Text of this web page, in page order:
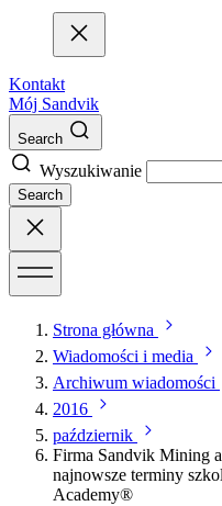
Kontakt
Mój Sandvik
Search
Wyszukiwanie
Search
Strona główna
Wiadomości i media
Archiwum wiadomości
2016
październik
Firma Sandvik Mining
najnowsze terminy
Academy®